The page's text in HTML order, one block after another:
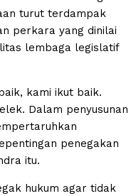
turut terdampak
perkara yang dinilai
lembaga legislatif
kami ikut baik.
Dalam penyusunan
penegakan
itu.
hukum agar tidak